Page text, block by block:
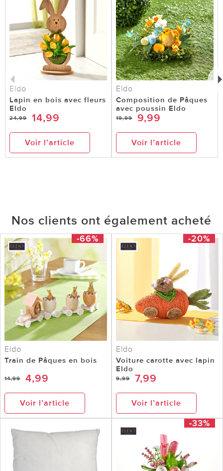
Eldo
Lapin en bois avec fleurs
Eldo
24,99 14,99
Voir l’article
Eldo
Composition de Pâques
avec poussin Eldo
19,99 9,99
Voir l’article
Nos clients ont également acheté
-66%
Eldo
Train de Pâques en bois
14,99 4,99
Voir l’article
-20%
Eldo
Voiture carotte avec lapin
Eldo
9,99 7,99
Voir l’article
-33%